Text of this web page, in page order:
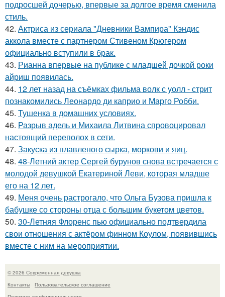
подросшей дочерью, впервые за долгое время сменила
стиль.
42. Актриса из сериала "Дневники Вампира" Кэндис
аккола вместе с партнером Стивеном Крюгером
официально вступили в брак.
43. Рианна впервые на публике с младшей дочкой роки
айриш появилась.
44. 12 лет назад на съёмках фильма волк с уолл - стрит
познакомились Леонардо ди каприо и Марго Робби.
45. Тушенка в домашних условиях.
46. Разрыв адель и Михаила Литвина спровоцировал
настоящий переполох в сети.
47. Закуска из плавленого сырка, моркови и яиц.
48. 48-Летний актер Сергей бурунов снова встречается с
молодой девушкой Екатериной Леви, которая младше
его на 12 лет.
49. Меня очень растрогало, что Ольга Бузова пришла к
бабушке со стороны отца с большим букетом цветов.
50. 30-Летняя Флоренс пью официально подтвердила
свои отношения с актёром финном Коулом, появившись
вместе с ним на мероприятии.
© 2026 Современная девушка
Контакты
Пользовательское соглашение